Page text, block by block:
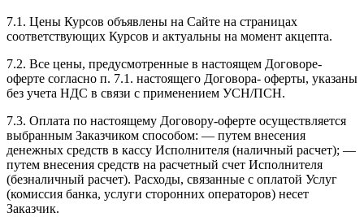
7.1. Цены Курсов объявлены на Сайте на страницах
соответствующих Курсов и актуальны на момент акцепта.
7.2. Все цены, предусмотренные в настоящем Договоре-
оферте согласно п. 7.1. настоящего Договора- оферты, указаны
без учета НДС в связи с применением УСН/ПСН.
7.3. Оплата по настоящему Договору-оферте осуществляется
выбранным Заказчиком способом: — путем внесения
денежных средств в кассу Исполнителя (наличный расчет); —
путем внесения средств на расчетный счет Исполнителя
(безналичный расчет). Расходы, связанные с оплатой Услуг
(комиссия банка, услуги сторонних операторов) несет
Заказчик.